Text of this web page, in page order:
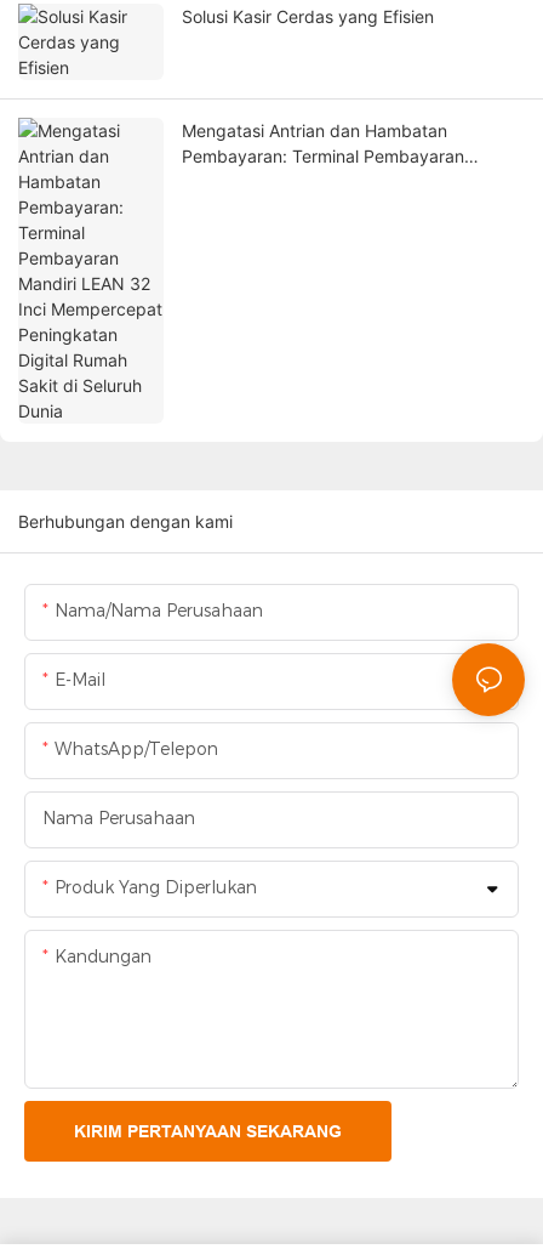
Solusi Kasir Cerdas yang Efisien
Mengatasi Antrian dan Hambatan
Pembayaran: Terminal Pembayaran
Berhubungan dengan kami
Nama/Nama Perusahaan
E-Mail
WhatsApp/Telepon
Nama Perusahaan
Produk Yang Diperlukan
Kandungan
KIRIM PERTANYAAN SEKARANG